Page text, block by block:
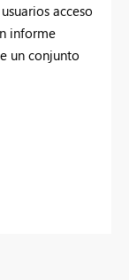
acceso
informe
un conjunto